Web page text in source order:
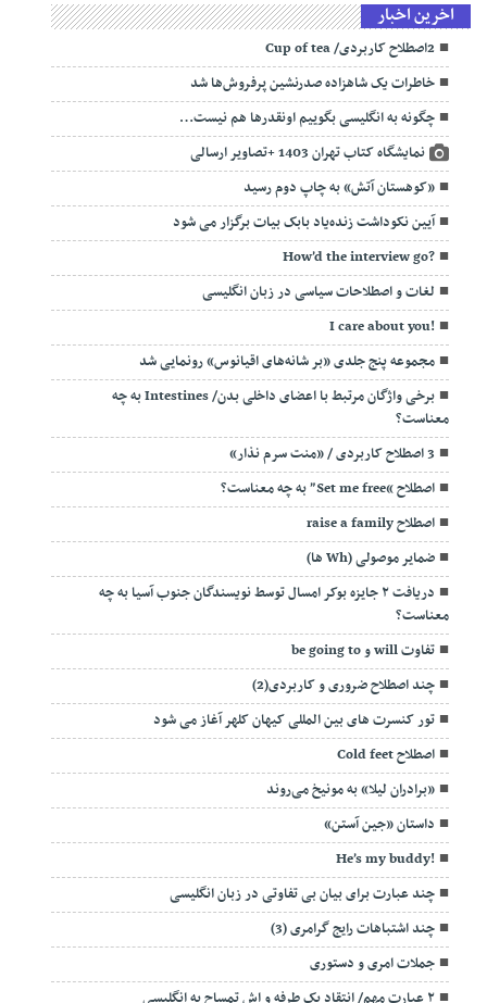
اخرین اخبار
2اصطلاح کاربردی/ Cup of tea
خاطرات یک شاهزاده صدرنشین پرفروش‌ها شد
چگونه به انگلیسی بگوییم اونقدرها هم نیست…
نمایشگاه کتاب تهران 1403 +تصاویر ارسالی
«کوهستان آتش» به چاپ دوم رسید
آیین نکوداشت زنده‌یاد بابک بیات برگزار می شود
?How’d the interview go
لغات و اصطلاحات سیاسی در زبان انگلیسی
!I care about you
مجموعه پنج جلدی «بر شانه‌های اقیانوس» رونمایی شد
برخی واژگان مرتبط با اعضای داخلی بدن/ Intestines به چه
معناست؟
3 اصطلاح کاربردی / «منت سرم نذار»
اصطلاح “Set me free” به چه معناست؟
اصطلاح raise a family
ضمایر موصولی (Wh ها)
دریافت ۲ جایزه بوکر امسال توسط نویسندگان جنوب آسیا به چه
معناست؟
تفاوت will و be going to
چند اصطلاح ضروری و کاربردی(2)
تور کنسرت های بین المللی کیهان کلهر آغاز می شود
اصطلاح Cold feet
«برادران لیلا» به مونیخ می‌روند
داستان «جین آستن»
!He’s my buddy
چند عبارت برای بیان بی تفاوتی در زبان انگلیسی
چند اشتباهات رایج گرامری (3)
جملات امری و دستوری